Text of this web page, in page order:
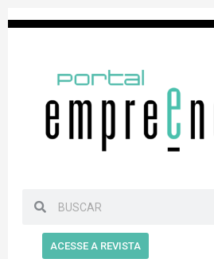
ACESSE A REVISTA